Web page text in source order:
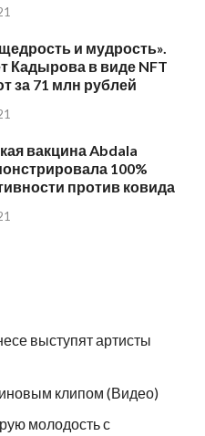
и мудрость».
Кадырова в виде NFT
за 71 млн рублей
вакцина Abdala
100%
против ковида
выступят артисты
клипом (Видео)
молодость с